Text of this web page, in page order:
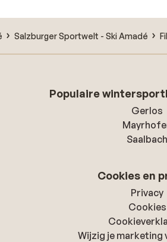
Salzburger Sportwelt - Ski Amadé
Populaire
Gerlos
Saalbach
Cookies en
Privacy
Cookies
Wijzig je marketing